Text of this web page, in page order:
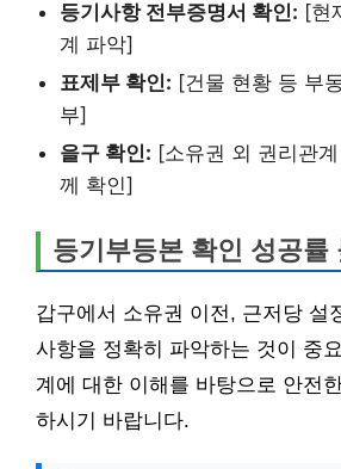
등기사항 전부증명서 확인: [현
계 파악]
표제부 확인: [건물 현황 등 부
부]
을구 확인: [소유권 외 권리관
께 확인]
등기부등본 확인 성공률
갑구에서 소유권 이전, 근저당 설
사항을 정확히 파악하는 것이 중
계에 대한 이해를 바탕으로 안전
하시기 바랍니다.